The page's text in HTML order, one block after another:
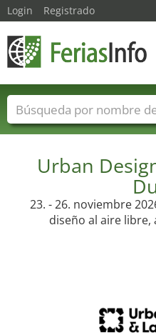
Urban
23. - 26. noviembre
diseño al aire libre,
Login Registrado
Nombres de ferias
Sectores de proveedor